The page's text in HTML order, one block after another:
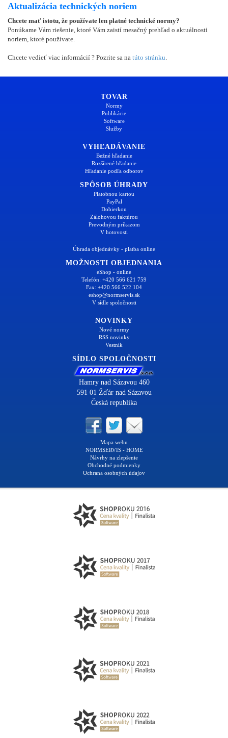
Aktualizácia technických noriem
Chcete mať istotu, že používate len platné technické normy?
Ponúkame Vám riešenie, ktoré Vám zaistí mesačný prehľad o aktuálnosti
noriem, ktoré používate.
Chcete vedieť viac informácií ? Pozrite sa na túto stránku
TOVAR
Normy
Publikácie
Software
Služby
VYHĽADÁVANIE
Bežné hľadanie
Rozšírené hľadanie
Hľadanie podľa odborov
SPÔSOB ÚHRADY
Platobnou kartou
PayPal
Dobierkou
Zálohovou faktúrou
Prevodným príkazom
V hotovosti
Úhrada objednávky - platba online
MOŽNOSTI OBJEDNANIA
eShop - online
Telefón: +420 566 621 759
Fax: +420 566 522 104
eshop@normservis.sk
V sídle spoločnosti
NOVINKY
Nové normy
RSS novinky
Vestník
SÍDLO SPOLOČNOSTI
Hamry nad Sázavou 460
591 01 Žďár nad Sázavou
Česká republika
Mapa webu
NORMSERVIS - HOME
Návrhy na zlepšenie
Obchodné podmienky
Ochrana osobných údajov